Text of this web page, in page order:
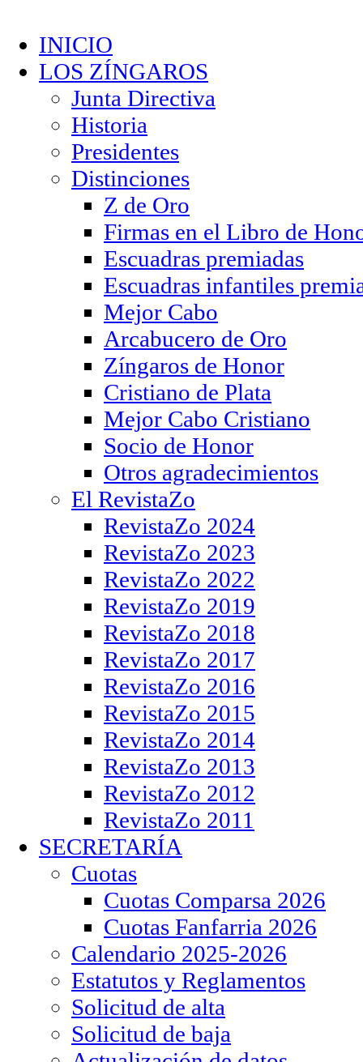
INICIO
LOS ZÍNGAROS
Junta Directiva
Historia
Presidentes
Distinciones
Z de Oro
Firmas en el Libro de
Escuadras premiadas
Escuadras infantiles
Mejor Cabo
Arcabucero de Oro
Zíngaros de Honor
Cristiano de Plata
Mejor Cabo Cristiano
Socio de Honor
Otros agradecimientos
El RevistaZo
RevistaZo 2024
RevistaZo 2023
RevistaZo 2022
RevistaZo 2019
RevistaZo 2018
RevistaZo 2017
RevistaZo 2016
RevistaZo 2015
RevistaZo 2014
RevistaZo 2013
RevistaZo 2012
RevistaZo 2011
SECRETARÍA
Cuotas
Cuotas Comparsa 2026
Cuotas Fanfarria 2026
Calendario 2025-2026
Estatutos y Reglamentos
Solicitud de alta
Solicitud de baja